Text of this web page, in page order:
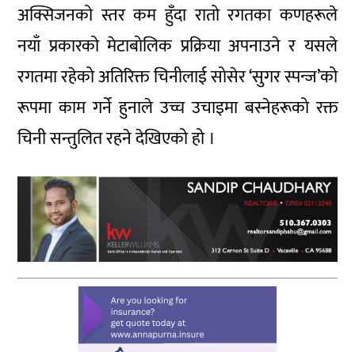
अक्सिजनको स्तर कम हुँदा रातो रगतका कणहरूले
नयाँ प्रकारको मेटाबोलिक प्रक्रिया अपनाउने र यसले
रगतमा रहेको अतिरिक्त चिनीलाई सोसेर ‘सुगर स्पन्ज’को
रूपमा काम गर्ने हुनाले उच्च उचाइमा बस्नेहरूको रक्त
चिनी सन्तुलित रहने देखिएको हो ।